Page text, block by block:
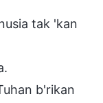
tak 'kan
b'rikan